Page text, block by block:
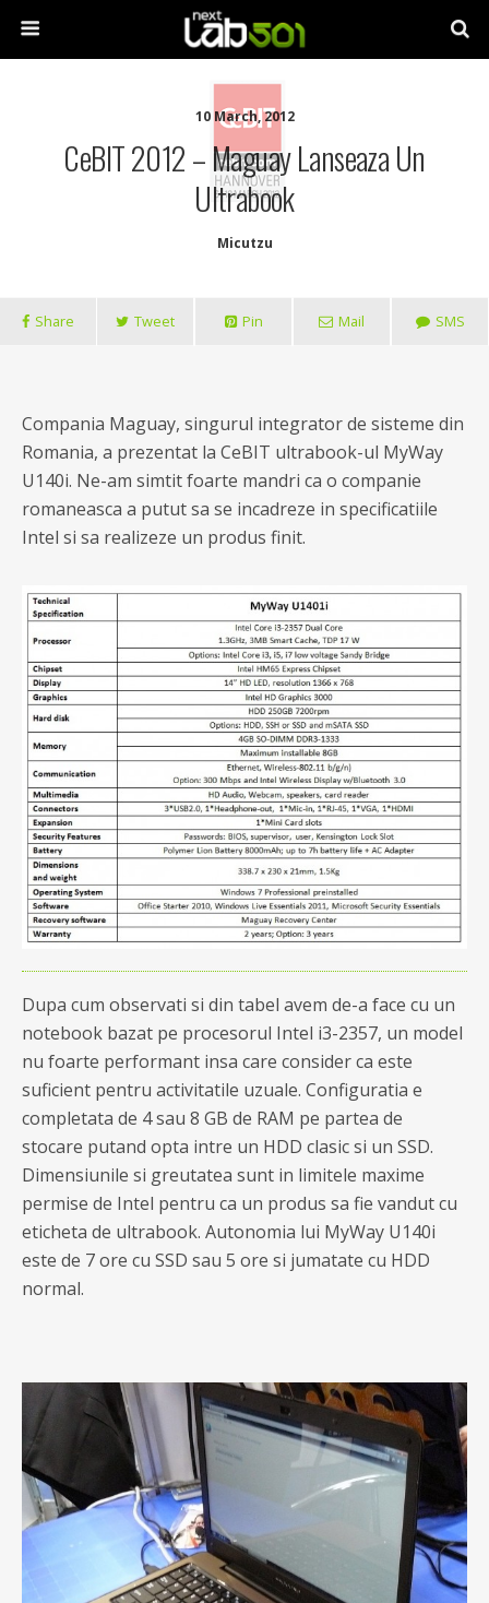
10 March, 2012
CeBIT 2012 – Maguay Lanseaza Un
Ultrabook
Micutzu
Share Tweet Pin Mail SMS
Compania Maguay, singurul integrator de sisteme din
Romania, a prezentat la CeBIT ultrabook-ul MyWay
U140i. Ne-am simtit foarte mandri ca o companie
romaneasca a putut sa se incadreze in specificatiile
Intel si sa realizeze un produs finit.
Dupa cum observati si din tabel avem de-a face cu un
notebook bazat pe procesorul Intel i3-2357, un model
nu foarte performant insa care consider ca este
suficient pentru activitatile uzuale. Configuratia e
completata de 4 sau 8 GB de RAM pe partea de
stocare putand opta intre un HDD clasic si un SSD.
Dimensiunile si greutatea sunt in limitele maxime
permise de Intel pentru ca un produs sa fie vandut cu
eticheta de ultrabook. Autonomia lui MyWay U140i
este de 7 ore cu SSD sau 5 ore si jumatate cu HDD
normal.